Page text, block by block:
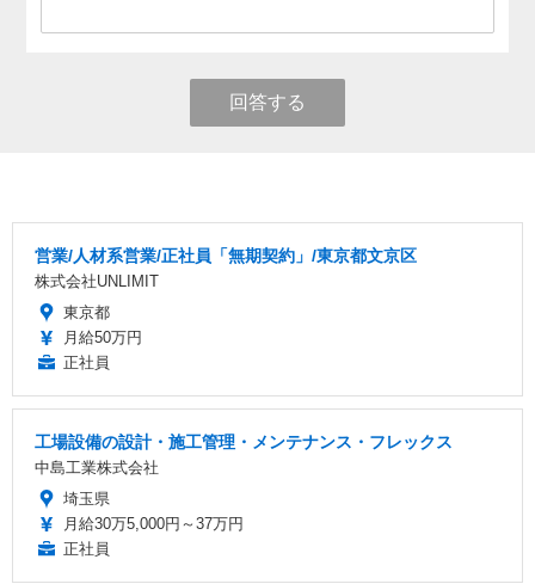
回答する
営業/人材系営業/正社員「無期契約」/東京都文京区
株式会社UNLIMIT
東京都
月給50万円
正社員
工場設備の設計・施工管理・メンテナンス・フレックス
中島工業株式会社
埼玉県
月給30万5,000円～37万円
正社員